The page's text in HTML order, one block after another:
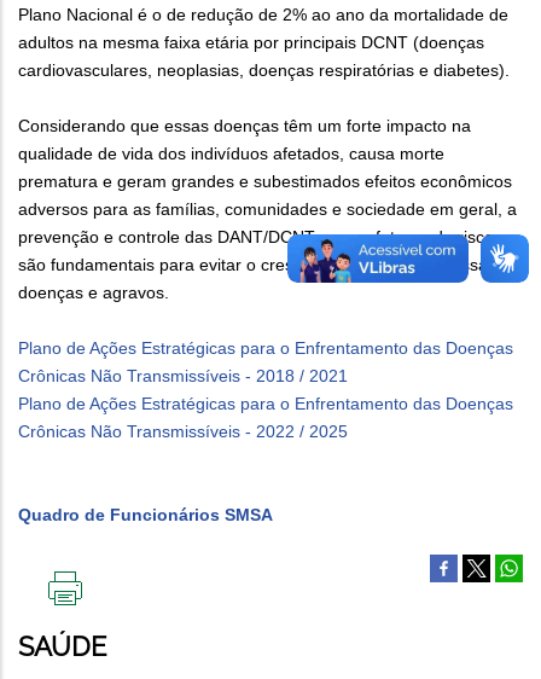
Plano Nacional é o de redução de 2% ao ano da mortalidade de
adultos na mesma faixa etária por principais DCNT (doenças
cardiovasculares, neoplasias, doenças respiratórias e diabetes).
Considerando que essas doenças têm um forte impacto na
qualidade de vida dos indivíduos afetados, causa morte
prematura e geram grandes e subestimados efeitos econômicos
adversos para as famílias, comunidades e sociedade em geral, a
prevenção e controle das DANT/DCNT e seus fatores de risco
são fundamentais para evitar o crescimento epidêmico dessas
doenças e agravos.
Plano de Ações Estratégicas para o Enfrentamento das Doenças
Crônicas Não Transmissíveis - 2018 / 2021
Plano de Ações Estratégicas para o Enfrentamento das Doenças
Crônicas Não Transmissíveis - 2022 / 2025
Quadro de Funcionários SMSA
ESTA
PÁGINA
SAÚDE